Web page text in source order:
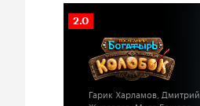
Рейтинг
Кинопоиска
2.0
Гарик Харламов, Дмитрий